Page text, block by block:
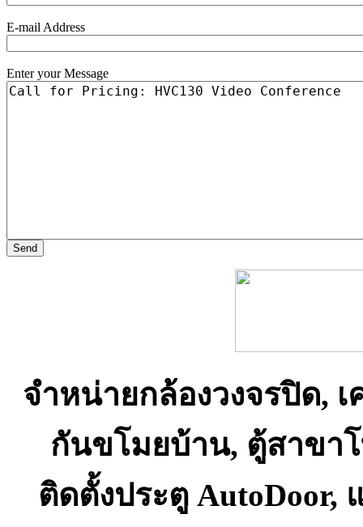
E-mail Address
Enter your Message
จำหน่ายกล้องวงจรปิด,
กันขโมยบ้าน, ตู้สาขา
ติดตั้งประตู AutoDoor,